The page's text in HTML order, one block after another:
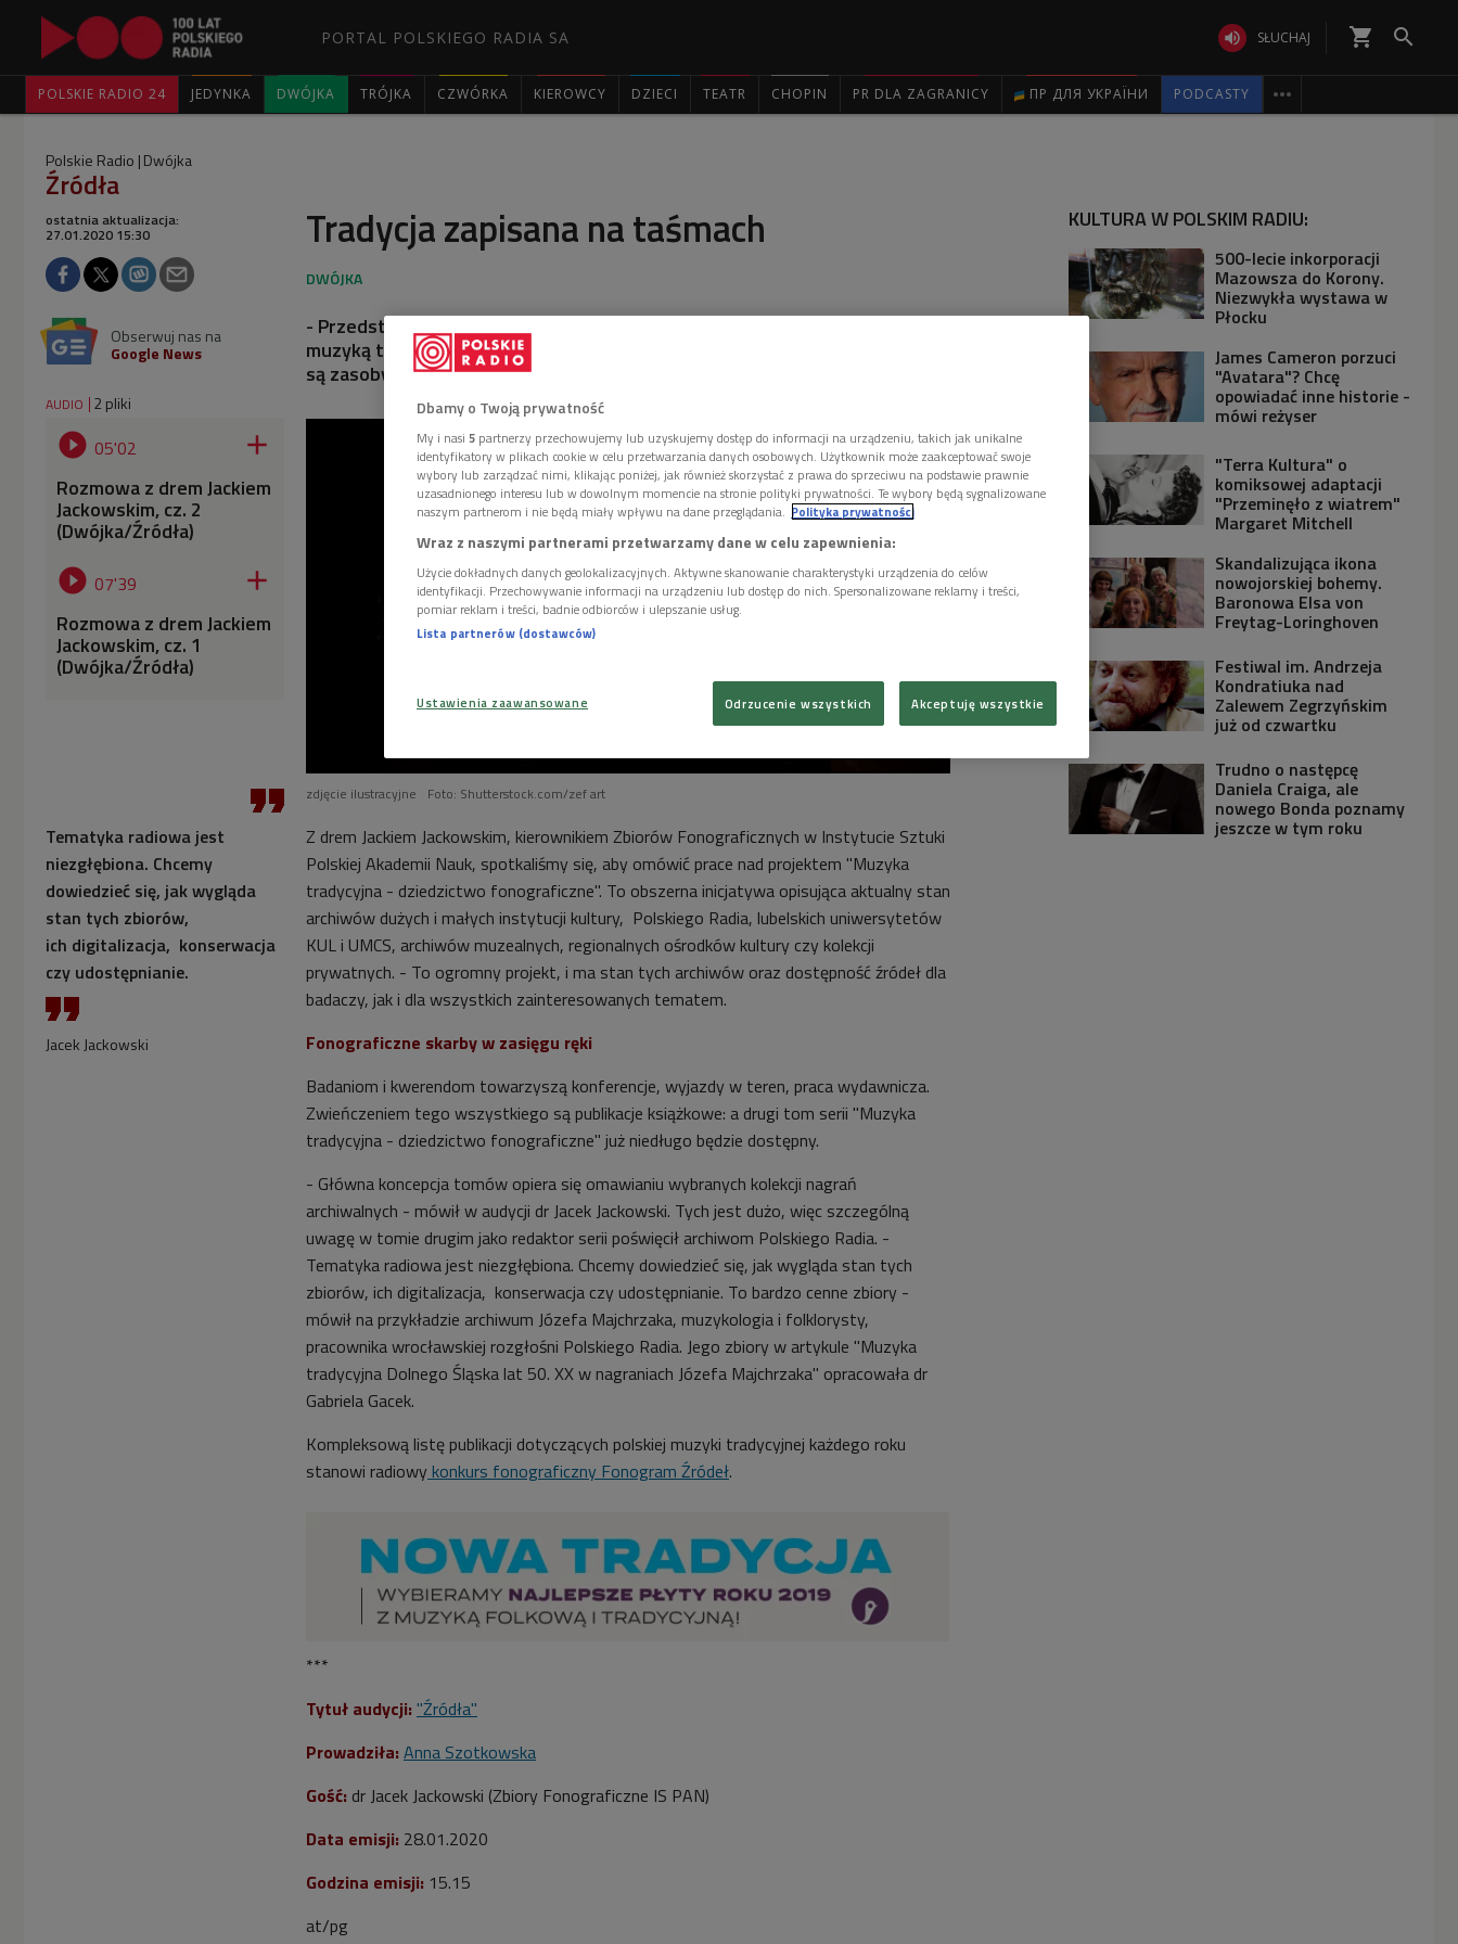
PORTAL POLSKIEGO RADIA SA  SŁUCHAJ shopping_cart 
POLSKIE RADIO 24 JEDYNKA DWÓJKA TRÓJKA CZWÓRKA KIEROWCY DZIECI TEATR CHOPIN PR DLA ZAGRANICY ПР ДЛЯ УКРАЇНИ PODCASTY 
Polskie Radio Dwójka
Źródła
Tradycja zapisana na taśmach
ostatnia aktualizacja:
27.01.2020 15:30
Obserwuj nas na
Google News
- Przedstawiamy różne zbiory pod katem ich zasobności w nagrania z
muzyką tradycyjną - mówił w "Źródłach" dr Jacek Jackowski. - Niezgłębione
są zasoby Biblioteki Narodowej czy Polskiego Radia.
AUDIO 2 pliki
 05'02 
Rozmowa z drem Jackiem
Jackowskim, cz. 2
(Dwójka/Źródła)
 07'39 
Rozmowa z drem Jackiem
Jackowskim, cz. 1
(Dwójka/Źródła)
zdjęcie ilustracyjne Foto: Shutterstock.com/zef art
Tematyka radiowa jest
niezgłębiona. Chcemy
dowiedzieć się, jak wygląda
stan tych zbiorów,
ich digitalizacja, konserwacja
czy udostępnianie.
Jacek Jackowski
Z drem Jackiem Jackowskim, kierownikiem Zbiorów Fonograficznych w Instytucie Sztuki
Polskiej Akademii Nauk, spotkaliśmy się, aby omówić prace nad projektem "Muzyka
tradycyjna - dziedzictwo fonograficzne". To obszerna inicjatywa opisująca aktualny stan
archiwów dużych i małych instytucji kultury, Polskiego Radia, lubelskich uniwersytetów
KUL i UMCS, archiwów muzealnych, regionalnych ośrodków kultury czy kolekcji
prywatnych. - To ogromny projekt, i ma stan tych archiwów oraz dostępność źródeł dla
badaczy, jak i dla wszystkich zainteresowanych tematem.
Fonograficzne skarby w zasięgu ręki
Badaniom i kwerendom towarzyszą konferencje, wyjazdy w teren, praca wydawnicza.
Zwieńczeniem tego wszystkiego są publikacje książkowe: a drugi tom serii "Muzyka
tradycyjna - dziedzictwo fonograficzne" już niedługo będzie dostępny.
- Główna koncepcja tomów opiera się omawianiu wybranych kolekcji nagrań
archiwalnych - mówił w audycji dr Jacek Jackowski. Tych jest dużo, więc szczególną
uwagę w tomie drugim jako redaktor serii poświęcił archiwom Polskiego Radia. -
Tematyka radiowa jest niezgłębiona. Chcemy dowiedzieć się, jak wygląda stan tych
zbiorów, ich digitalizacja, konserwacja czy udostępnianie. To bardzo cenne zbiory -
mówił na przykładzie archiwum Józefa Majchrzaka, muzykologia i folklorysty,
pracownika wrocławskiej rozgłośni Polskiego Radia. Jego zbiory w artykule "Muzyka
tradycyjna Dolnego Śląska lat 50. XX w nagraniach Józefa Majchrzaka" opracowała dr
Gabriela Gacek.
Kompleksową listę publikacji dotyczących polskiej muzyki tradycyjnej każdego roku
stanowi radiowy konkurs fonograficzny Fonogram Źródeł.
***
Tytuł audycji: "Źródła"
Prowadziła: Anna Szotkowska
Gość: dr Jacek Jackowski (Zbiory Fonograficzne IS PAN)
Data emisji: 28.01.2020
Godzina emisji: 15.15
at/pg
KULTURA W POLSKIM RADIU:
500-lecie inkorporacji
Mazowsza do Korony.
Niezwykła wystawa w
Płocku
James Cameron porzuci
"Avatara"? Chcę
opowiadać inne historie -
mówi reżyser
"Terra Kultura" o
komiksowej adaptacji
"Przeminęło z wiatrem"
Margaret Mitchell
Skandalizująca ikona
nowojorskiej bohemy.
Baronowa Elsa von
Freytag-Loringhoven
Festiwal im. Andrzeja
Kondratiuka nad
Zalewem Zegrzyńskim
już od czwartku
Trudno o następcę
Daniela Craiga, ale
nowego Bonda poznamy
jeszcze w tym roku
Dbamy o Twoją prywatność
My i nasi 5 partnerzy przechowujemy lub uzyskujemy dostęp do informacji na urządzeniu, takich jak unikalne
identyfikatory w plikach cookie w celu przetwarzania danych osobowych. Użytkownik może zaakceptować swoje
wybory lub zarządzać nimi, klikając poniżej, jak również skorzystać z prawa do sprzeciwu na podstawie prawnie
uzasadnionego interesu lub w dowolnym momencie na stronie polityki prywatności. Te wybory będą sygnalizowane
naszym partnerom i nie będą miały wpływu na dane przeglądania. Polityka prywatności
Wraz z naszymi partnerami przetwarzamy dane w celu zapewnienia:
Użycie dokładnych danych geolokalizacyjnych. Aktywne skanowanie charakterystyki urządzenia do celów
identyfikacji. Przechowywanie informacji na urządzeniu lub dostęp do nich. Spersonalizowane reklamy i treści,
pomiar reklam i treści, badnie odbiorców i ulepszanie usług.
Lista partnerów (dostawców)
Ustawienia zaawansowane Odrzucenie wszystkich Akceptuję wszystkie